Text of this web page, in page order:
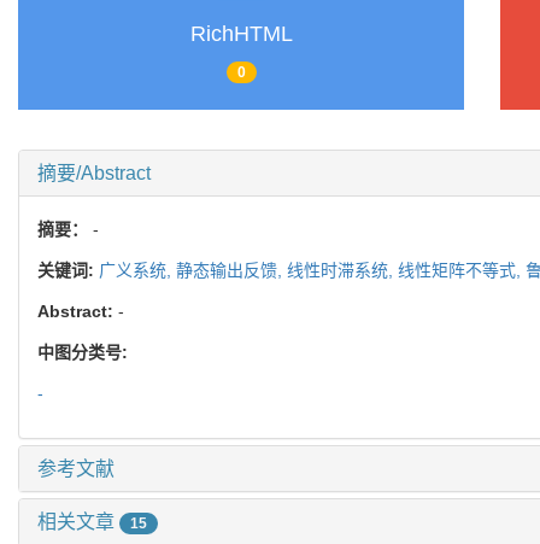
RichHTML
0
摘要/Abstract
摘要： -
关键词: 广义系统, 静态输出反馈, 线性时滞系统, 线性矩阵不等式,
Abstract: -
中图分类号:
-
参考文献
相关文章 15